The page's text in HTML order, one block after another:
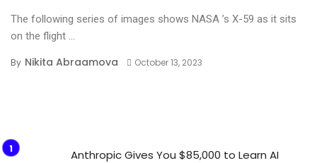
The following series of images shows NASA ’s X-59 as it sits
on the flight ...
By Nikita Abraamova October 13, 2023
Anthropic Gives You $85,000 to Learn AI